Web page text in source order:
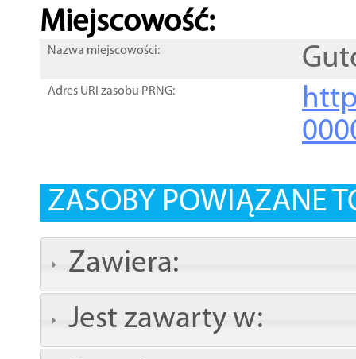
Miejscowość:
Nazwa miejscowości:
Adres URI zasobu PRNG:
ZASOBY POWIĄZANE
Zawiera:
Jest zawarty w: